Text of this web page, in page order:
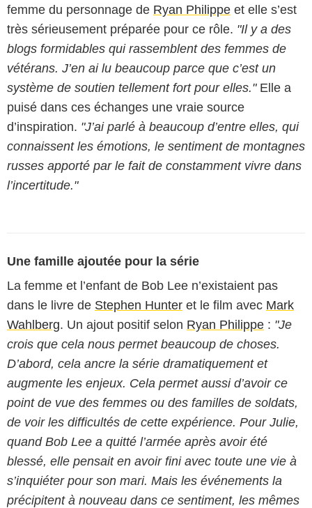
femme du personnage de Ryan Philippe et elle s’est
très sérieusement préparée pour ce rôle. "Il y a des
blogs formidables qui rassemblent des femmes de
vétérans. J’en ai lu beaucoup parce que c’est un
système de soutien tellement fort pour elles."Elle a
puisé dans ces échanges une vraie source
d’inspiration. "J’ai parlé à beaucoup d’entre elles, qui
connaissent les émotions, le sentiment de montagnes
russes apporté par le fait de constamment vivre dans
l’incertitude."
Une famille ajoutée pour la série
La femme et l’enfant de Bob Lee n’existaient pas
dans le livre de Stephen Hunter et le film avec Mark
Wahlberg. Un ajout positif selon Ryan Philippe : "Je
crois que cela nous permet beaucoup de choses.
D’abord, cela ancre la série dramatiquement et
augmente les enjeux. Cela permet aussi d’avoir ce
point de vue des femmes ou des familles de soldats,
de voir les difficultés de cette expérience. Pour Julie,
quand Bob Lee a quitté l’armée après avoir été
blessé, elle pensait en avoir fini avec toute une vie à
s’inquiéter pour son mari. Mais les événements la
précipitent à nouveau dans ce sentiment, les mêmes